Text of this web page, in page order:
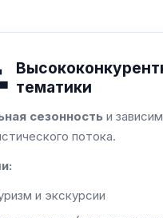
тематики
сезонность и
потока.
и экскурсии